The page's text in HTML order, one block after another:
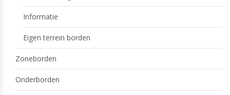
Informatie
Eigen terrein borden
Zoneborden
Onderborden